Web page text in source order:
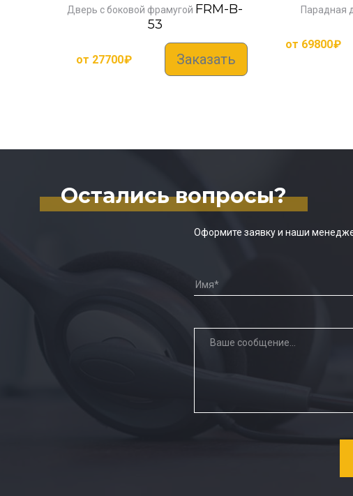
Дверь с боковой фрамугой FRM-B-
53
от 27700₽ Заказать
Парадная
от 69800₽
Остались вопросы?
Оформите заявку и наши